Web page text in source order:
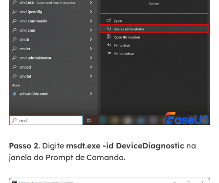
Passo 2.Digite msdt.exe -id DeviceDiagnosticna
janela do Prompt de Comando.